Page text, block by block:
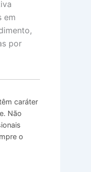
em
por
caráter
Não
o